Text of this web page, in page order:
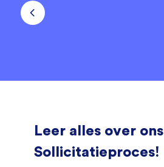
Leer alles over ons
Sollicitatieproces!